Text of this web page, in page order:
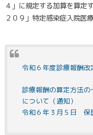
４」に規定する加算を算定
２０９」特定感染症入院医
令和６年度診療報酬
診療報酬の算定方法
について（通知）
令和６年３月５日 保